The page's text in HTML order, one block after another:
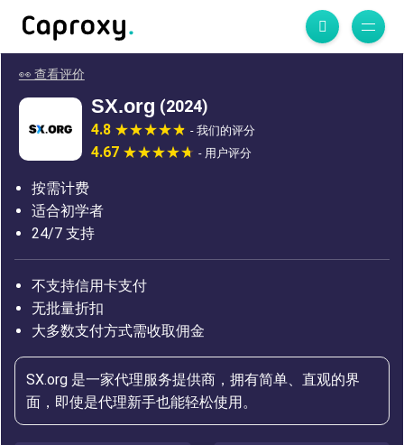
👀 查看评价
SX.org (2024)
4.8 - 我们的评分
4.67 - 用户评分
按需计费
适合初学者
24/7 支持
不支持信用卡支付
无批量折扣
大多数支付方式需收取佣金
SX.org 是一家代理服务提供商，拥有简单、直观的界
面，即使是代理新手也能轻松使用。